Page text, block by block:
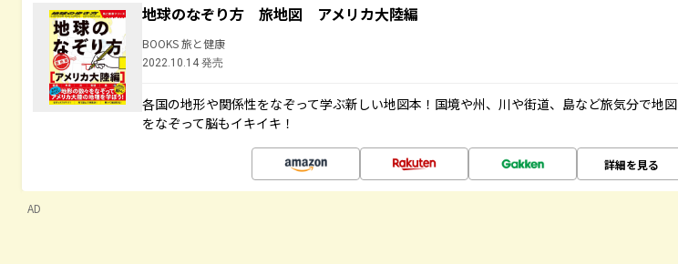
地球のなぞり方 旅地図 アメリカ大陸編
BOOKS 旅と健康
2022.10.14 発売
各国の地形や関係性をなぞって学ぶ新しい地図本！国境や州、川や街道、島など旅気分で地図
をなぞって脳もイキイキ！
詳細を見る
AD